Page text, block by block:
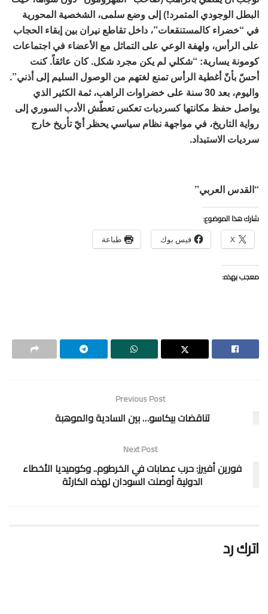
البطل الوجودي المتمرد!) إلى وضع سلمى، الشخصية المحورية
في “خضراء كالمستنقعات”، داخل تقاطع نيران بين إبقاء الحجاب
على الرأس، ولهفة الوعي على التماثل مع الأعضاء في اجتماعات
كومونة يسارية: “شكلي لم يكن مجرد شكل. كان عائقاً. كنت
أحسّ بأنّ أغطية الرأس تمنع لغتهم من الوصول السليم إلى أذني”.
واليوم، بعد 30 سنة على خضراوات الراهب، ثمة الكثير الذي
يواصل حفظ مكانتها كسرديات تعكس تعطّش الأدب السوري إلى
رواية التاريخ، في مواجهة نظام سياسي يحظر أيّ تأريخ خارج
سرديات الاستبداد.
“القدس العربي”
شارك هذا الموضوع:
X فيس بوك طباعة
معجب بهذه:
Previous Post
تناقضات بيكاسو… بين السادية والموهبة
Next Post
فورين أفيرز: حرب عصابات في الخرطوم.. وكوميديا الأخطاء
الدولية أوصلت السودان لهذه الكارثة
اترك رد